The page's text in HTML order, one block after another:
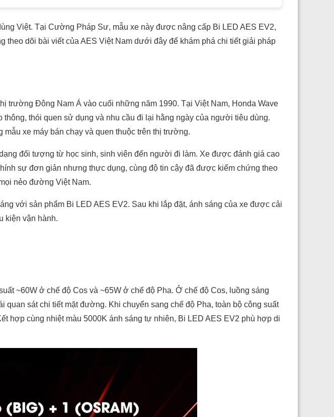
Việt. Tại Cường Pháp Sư, mẫu xe này được nâng cấp Bi LED AES EV2,
dõi bài viết của AES Việt Nam dưới đây để khám phá chi tiết giải pháp
trường Đông Nam Á vào cuối những năm 1990. Tại Việt Nam, Honda Wave
thói quen sử dụng và nhu cầu đi lại hằng ngày của người tiêu dùng.
xe máy bán chạy và quen thuộc trên thị trường.
đối tượng từ học sinh, sinh viên đến người đi làm. Xe được đánh giá cao
sự đơn giản nhưng thực dụng, cùng độ tin cậy đã được kiểm chứng theo
nẻo đường Việt Nam.
với sản phẩm Bi LED AES EV2. Sau khi lắp đặt, ánh sáng của xe được cải
kiện vận hành.
~60W ở chế độ Cos và ~65W ở chế độ Pha. Ở chế độ Cos, luồng sáng
sát chi tiết mặt đường. Khi chuyển sang chế độ Pha, toàn bộ công suất
hợp cùng nhiệt màu 5000K ánh sáng tự nhiên, Bi LED AES EV2 phù hợp di